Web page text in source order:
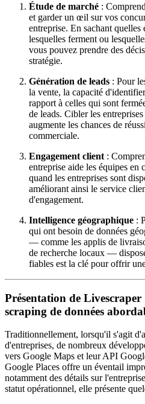
Étude de marché :
et garder un œil sur vos
entreprise. En sachant quelles
lesquelles ferment ou
vous pouvez prendre des
stratégie.
Génération de leads : Pour
la vente, la capacité
rapport à celles qui sont
de leads. Cibler les
augmente les chances de
commerciale.
Engagement client :
entreprise aide les équipes en
quand les entreprises sont
améliorant ainsi le service
d'engagement.
Intelligence géographique :
qui ont besoin de données
— comme les applis de
de recherche locaux —
fiables est la clé pour offrir
Présentation de
scraping de données
Traditionnellement, lorsqu'il s'agit
d'entreprises, de nombreux
vers Google Maps et leur API
Google Places offre un éventail
notamment des détails sur
statut opérationnel, elle présente